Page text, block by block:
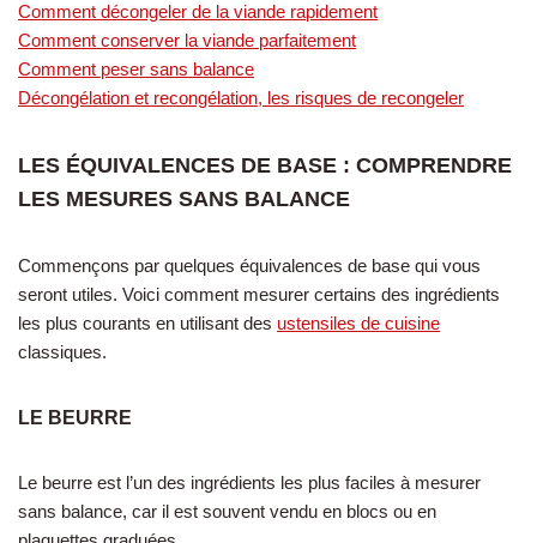
Comment décongeler de la viande rapidement
Comment conserver la viande parfaitement
Comment peser sans balance
Décongélation et recongélation, les risques de recongeler
LES ÉQUIVALENCES DE BASE : COMPRENDRE
LES MESURES SANS BALANCE
Commençons par quelques équivalences de base qui vous
seront utiles. Voici comment mesurer certains des ingrédients
les plus courants en utilisant des ustensiles de cuisine
classiques.
LE BEURRE
Le beurre est l’un des ingrédients les plus faciles à mesurer
sans balance, car il est souvent vendu en blocs ou en